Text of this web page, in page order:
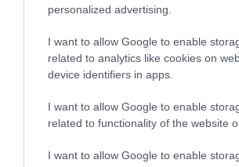
personalized advertising.
I want to allow Google to enable
related to analytics like cookies on
device identifiers in apps.
I want to allow Google to enable
related to functionality of the website
I want to allow Google to enable